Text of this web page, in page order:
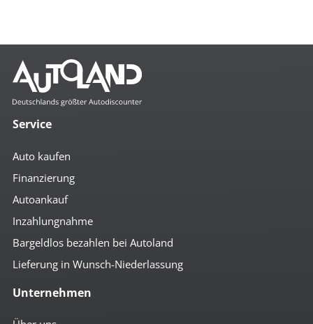
Service
Auto kaufen
Finanzierung
Autoankauf
Inzahlungnahme
Bargeldlos bezahlen bei Autoland
Lieferung in Wunsch-Niederlassung
Unternehmen